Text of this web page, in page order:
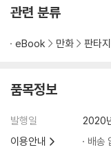
관련 분류
eBook 만화 판타
품목정보
발행일
2020
이용안내
배송